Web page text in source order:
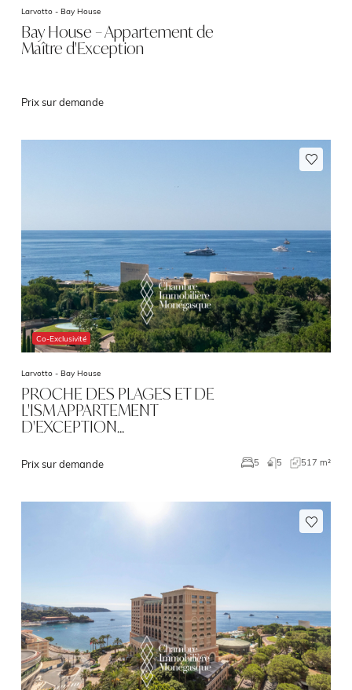
Larvotto - Bay House
Bay House – Appartement de
Maître d'Exception
Prix sur demande
Co-Exclusivité
Larvotto - Bay House
PROCHE DES PLAGES ET DE
L'ISM APPARTEMENT
D'EXCEPTION…
Prix sur demande 5 5 517 m²